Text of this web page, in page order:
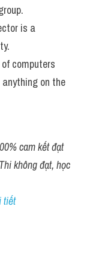
is a
computers
on the
cam kết đạt
không đạt, học
tiết